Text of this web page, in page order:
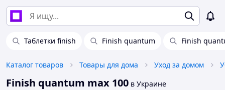
Таблетки finish Finish quantum Finish
Каталог товаров Товары для дома Уход за домом
Finish quantum max 100 в Украине